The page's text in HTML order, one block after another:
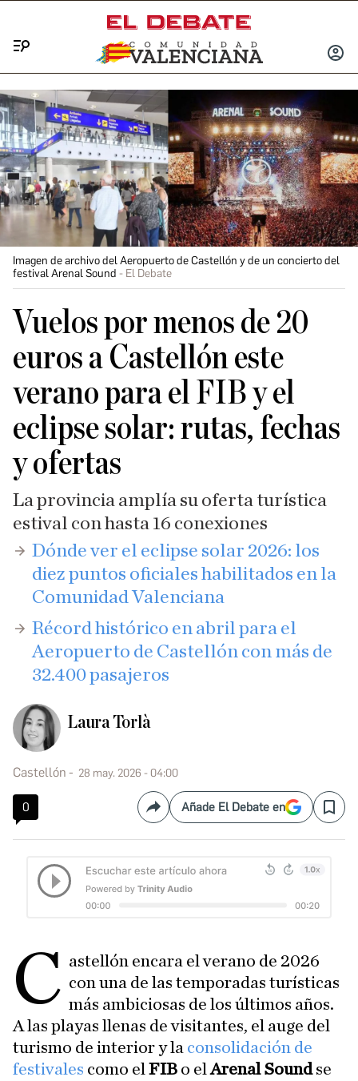
INICIAR
Imagen de archivo del Aeropuerto de Castellón y de un concierto del
festival Arenal Sound
El Debate
Vuelos por menos de 20
euros a Castellón este
verano para el FIB y el
eclipse solar: rutas, fechas
y ofertas
La provincia amplía su oferta turística
estival con hasta 16 conexiones
​Dónde ver el eclipse solar 2026: los
diez puntos oficiales habilitados en la
Comunidad Valenciana
Récord histórico en abril para el
Aeropuerto de Castellón con más de
32.400 pasajeros
Laura Torlà
Castellón 28 may. 2026 - 04:00
0 CompartirAñade El Debate en Save
C astellón encara el verano de 2026
con una de las temporadas turísticas
más ambiciosas de los últimos años.
A las playas llenas de visitantes, el auge del
turismo de interior y la consolidación de
festivales como el FIB o elArenal Soundse